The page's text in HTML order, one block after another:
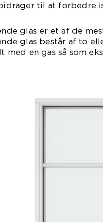
til at forbedre
glas er et af de
glas består af to
med en gas så som